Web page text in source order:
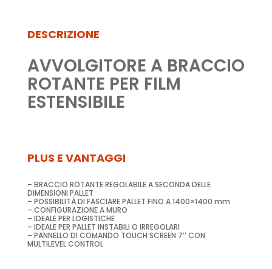
DESCRIZIONE
AVVOLGITORE A BRACCIO
ROTANTE PER FILM
ESTENSIBILE
PLUS E VANTAGGI
– BRACCIO ROTANTE REGOLABILE A SECONDA DELLE
DIMENSIONI PALLET
– POSSIBILITÀ DI FASCIARE PALLET FINO A 1400×1400 mm
– CONFIGURAZIONE A MURO
– IDEALE PER LOGISTICHE
– IDEALE PER PALLET INSTABILI O IRREGOLARI
– PANNELLO DI COMANDO TOUCH SCREEN 7’’ CON
MULTILEVEL CONTROL